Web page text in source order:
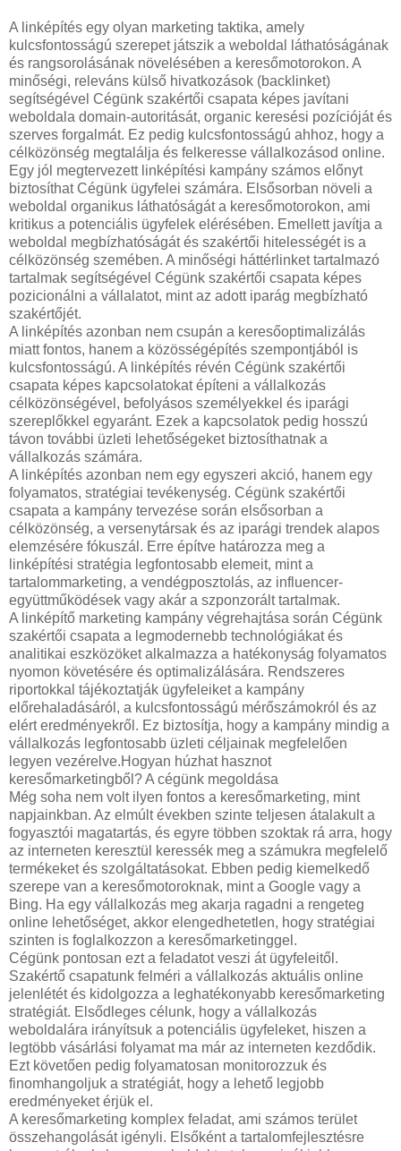
A linképítés egy olyan marketing taktika, amely
kulcsfontosságú szerepet játszik a weboldal láthatóságának
és rangsorolásának növelésében a keresőmotorokon. A
minőségi, releváns külső hivatkozások (backlinket)
segítségével Cégünk szakértői csapata képes javítani
weboldala domain-autoritását, organic keresési pozícióját és
szerves forgalmát. Ez pedig kulcsfontosságú ahhoz, hogy a
célközönség megtalálja és felkeresse vállalkozásod online.
Egy jól megtervezett linképítési kampány számos előnyt
biztosíthat Cégünk ügyfelei számára. Elsősorban növeli a
weboldal organikus láthatóságát a keresőmotorokon, ami
kritikus a potenciális ügyfelek elérésében. Emellett javítja a
weboldal megbízhatóságát és szakértői hitelességét is a
célközönség szemében. A minőségi háttérlinket tartalmazó
tartalmak segítségével Cégünk szakértői csapata képes
pozicionálni a vállalatot, mint az adott iparág megbízható
szakértőjét.
A linképítés azonban nem csupán a keresőoptimalizálás
miatt fontos, hanem a közösségépítés szempontjából is
kulcsfontosságú. A linképítés révén Cégünk szakértői
csapata képes kapcsolatokat építeni a vállalkozás
célközönségével, befolyásos személyekkel és iparági
szereplőkkel egyaránt. Ezek a kapcsolatok pedig hosszú
távon további üzleti lehetőségeket biztosíthatnak a
vállalkozás számára.
A linképítés azonban nem egy egyszeri akció, hanem egy
folyamatos, stratégiai tevékenység. Cégünk szakértői
csapata a kampány tervezése során elsősorban a
célközönség, a versenytársak és az iparági trendek alapos
elemzésére fókuszál. Erre építve határozza meg a
linképítési stratégia legfontosabb elemeit, mint a
tartalommarketing, a vendégposztolás, az influencer-
együttműködések vagy akár a szponzorált tartalmak.
A linképítő marketing kampány végrehajtása során Cégünk
szakértői csapata a legmodernebb technológiákat és
analitikai eszközöket alkalmazza a hatékonyság folyamatos
nyomon követésére és optimalizálására. Rendszeres
riportokkal tájékoztatják ügyfeleiket a kampány
előrehaladásáról, a kulcsfontosságú mérőszámokról és az
elért eredményekről. Ez biztosítja, hogy a kampány mindig a
vállalkozás legfontosabb üzleti céljainak megfelelően
legyen vezérelve.Hogyan húzhat hasznot
keresőmarketingből? A cégünk megoldása
Még soha nem volt ilyen fontos a keresőmarketing, mint
napjainkban. Az elmúlt években szinte teljesen átalakult a
fogyasztói magatartás, és egyre többen szoktak rá arra, hogy
az interneten keresztül keressék meg a számukra megfelelő
termékeket és szolgáltatásokat. Ebben pedig kiemelkedő
szerepe van a keresőmotoroknak, mint a Google vagy a
Bing. Ha egy vállalkozás meg akarja ragadni a rengeteg
online lehetőséget, akkor elengedhetetlen, hogy stratégiai
szinten is foglalkozzon a keresőmarketinggel.
Cégünk pontosan ezt a feladatot veszi át ügyfeleitől.
Szakértő csapatunk felméri a vállalkozás aktuális online
jelenlétét és kidolgozza a leghatékonyabb keresőmarketing
stratégiát. Elsődleges célunk, hogy a vállalkozás
weboldalára irányítsuk a potenciális ügyfeleket, hiszen a
legtöbb vásárlási folyamat ma már az interneten kezdődik.
Ezt követően pedig folyamatosan monitorozzuk és
finomhangoljuk a stratégiát, hogy a lehető legjobb
eredményeket érjük el.
A keresőmarketing komplex feladat, ami számos terület
összehangolását igényli. Elsőként a tartalomfejlesztésre